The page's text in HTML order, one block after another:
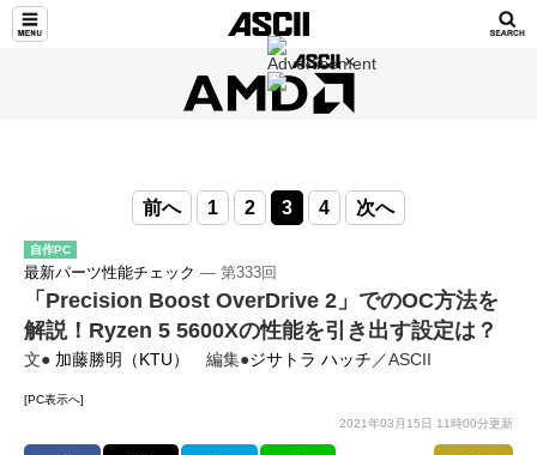
前へ 1 2 3 4 次へ
自作PC
最新パーツ性能チェック ― 第333回
「Precision Boost OverDrive 2」でのOC方法を
解説！Ryzen 5 5600Xの性能を引き出す設定は？
文● 加藤勝明（KTU） 編集●ジサトラ ハッチ ／ASCII
[PC表示へ]
2021年03月15日 11時00分更新